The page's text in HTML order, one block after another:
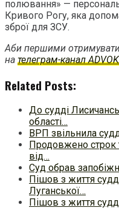
полювання» —
Кривого Рогу, яка
зброї для ЗСУ.
Аби першими
на телеграм-канал
Related Posts:
До судді
області…
ВРП звільнила
Продовжено строк
від…
Суд обрав
Пішов з життя
Луганської…
Пішов з життя